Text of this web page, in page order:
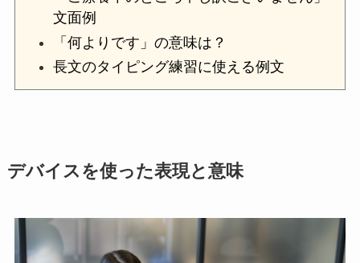
文面例
「何よりです」の意味は？
長文のタイピング練習に使える例文
デバイスを使った表現と意味